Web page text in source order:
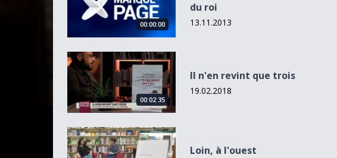
00:00:00
du roi
13.11.2013
Il n&#039;en revint que trois
00:02:35
Il n'en revint que trois
19.02.2018
Loin, à l&#039;ouest
Loin, à l'ouest